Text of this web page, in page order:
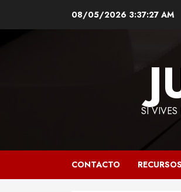
08/05/2026 3:37:28 AM
SI VIVES
CONTACTO